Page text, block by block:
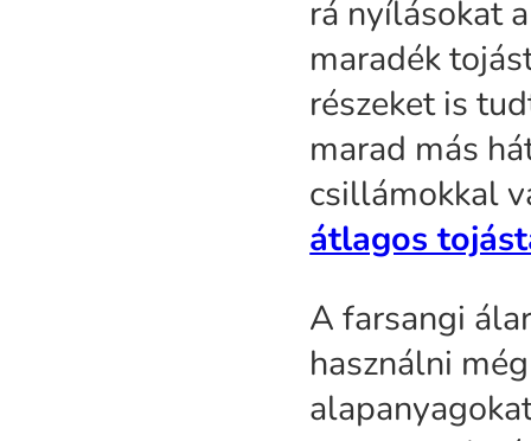
rá nyílásokat
maradék
részeket is
marad más
csillámokkal
átlagos
A farsangi
használni